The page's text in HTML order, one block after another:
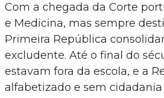
Com a chegada da Corte
e Medicina, mas sempre
Primeira República
excludente. Até o final do
estavam fora da escola, e a
alfabetizado e sem cidadania